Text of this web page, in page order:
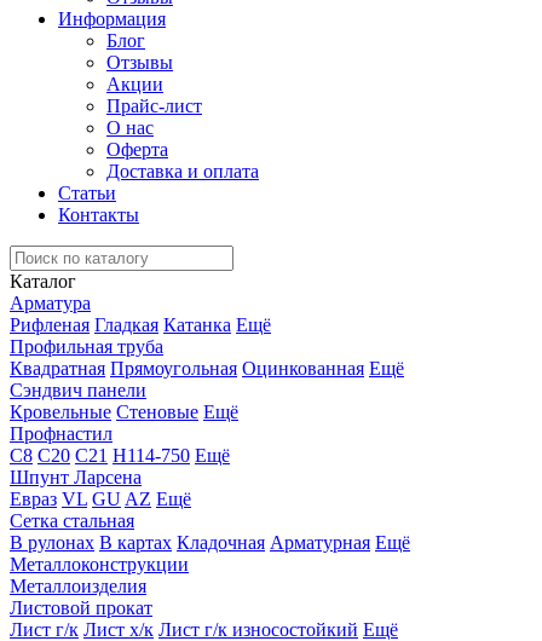
Информация
Блог
Отзывы
Акции
Прайс-лист
О нас
Оферта
Доставка и оплата
Статьи
Контакты
Каталог
Арматура
Рифленая Гладкая Катанка Ещё
Профильная труба
Квадратная Прямоугольная Оцинкованная Ещё
Сэндвич панели
Кровельные Стеновые Ещё
Профнастил
С8 С20 С21 Н114-750 Ещё
Шпунт Ларсена
Евраз VL GU AZ Ещё
Сетка стальная
В рулонах В картах Кладочная Арматурная Ещё
Металлоконструкции
Металлоизделия
Листовой прокат
Лист г/к Лист х/к Лист г/к износостойкий Ещё